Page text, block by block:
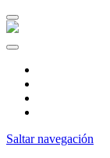
Saltar navegación